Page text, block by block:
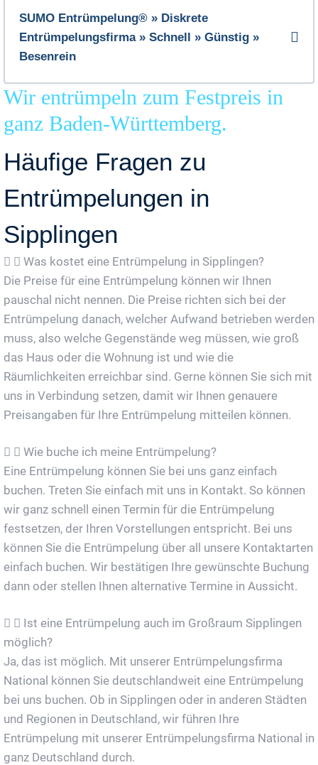
SUMO Entrümpelung® » Diskrete
Entrümpelungsfirma » Schnell » Günstig »
Besenrein
Wir entrümpeln zum Festpreis in
ganz Baden-Württemberg.
Häufige Fragen zu
Entrümpelungen in
Sipplingen
Was kostet eine Entrümpelung in Sipplingen?
Die Preise für eine Entrümpelung können wir Ihnen
pauschal nicht nennen. Die Preise richten sich bei der
Entrümpelung danach, welcher Aufwand betrieben werden
muss, also welche Gegenstände weg müssen, wie groß
das Haus oder die Wohnung ist und wie die
Räumlichkeiten erreichbar sind. Gerne können Sie sich mit
uns in Verbindung setzen, damit wir Ihnen genauere
Preisangaben für Ihre Entrümpelung mitteilen können.
Wie buche ich meine Entrümpelung?
Eine Entrümpelung können Sie bei uns ganz einfach
buchen. Treten Sie einfach mit uns in Kontakt. So können
wir ganz schnell einen Termin für die Entrümpelung
festsetzen, der Ihren Vorstellungen entspricht. Bei uns
können Sie die Entrümpelung über all unsere Kontaktarten
einfach buchen. Wir bestätigen Ihre gewünschte Buchung
dann oder stellen Ihnen alternative Termine in Aussicht.
Ist eine Entrümpelung auch im Großraum Sipplingen
möglich?
Ja, das ist möglich. Mit unserer Entrümpelungsfirma
National können Sie deutschlandweit eine Entrümpelung
bei uns buchen. Ob in Sipplingen oder in anderen Städten
und Regionen in Deutschland, wir führen Ihre
Entrümpelung mit unserer Entrümpelungsfirma National in
ganz Deutschland durch.